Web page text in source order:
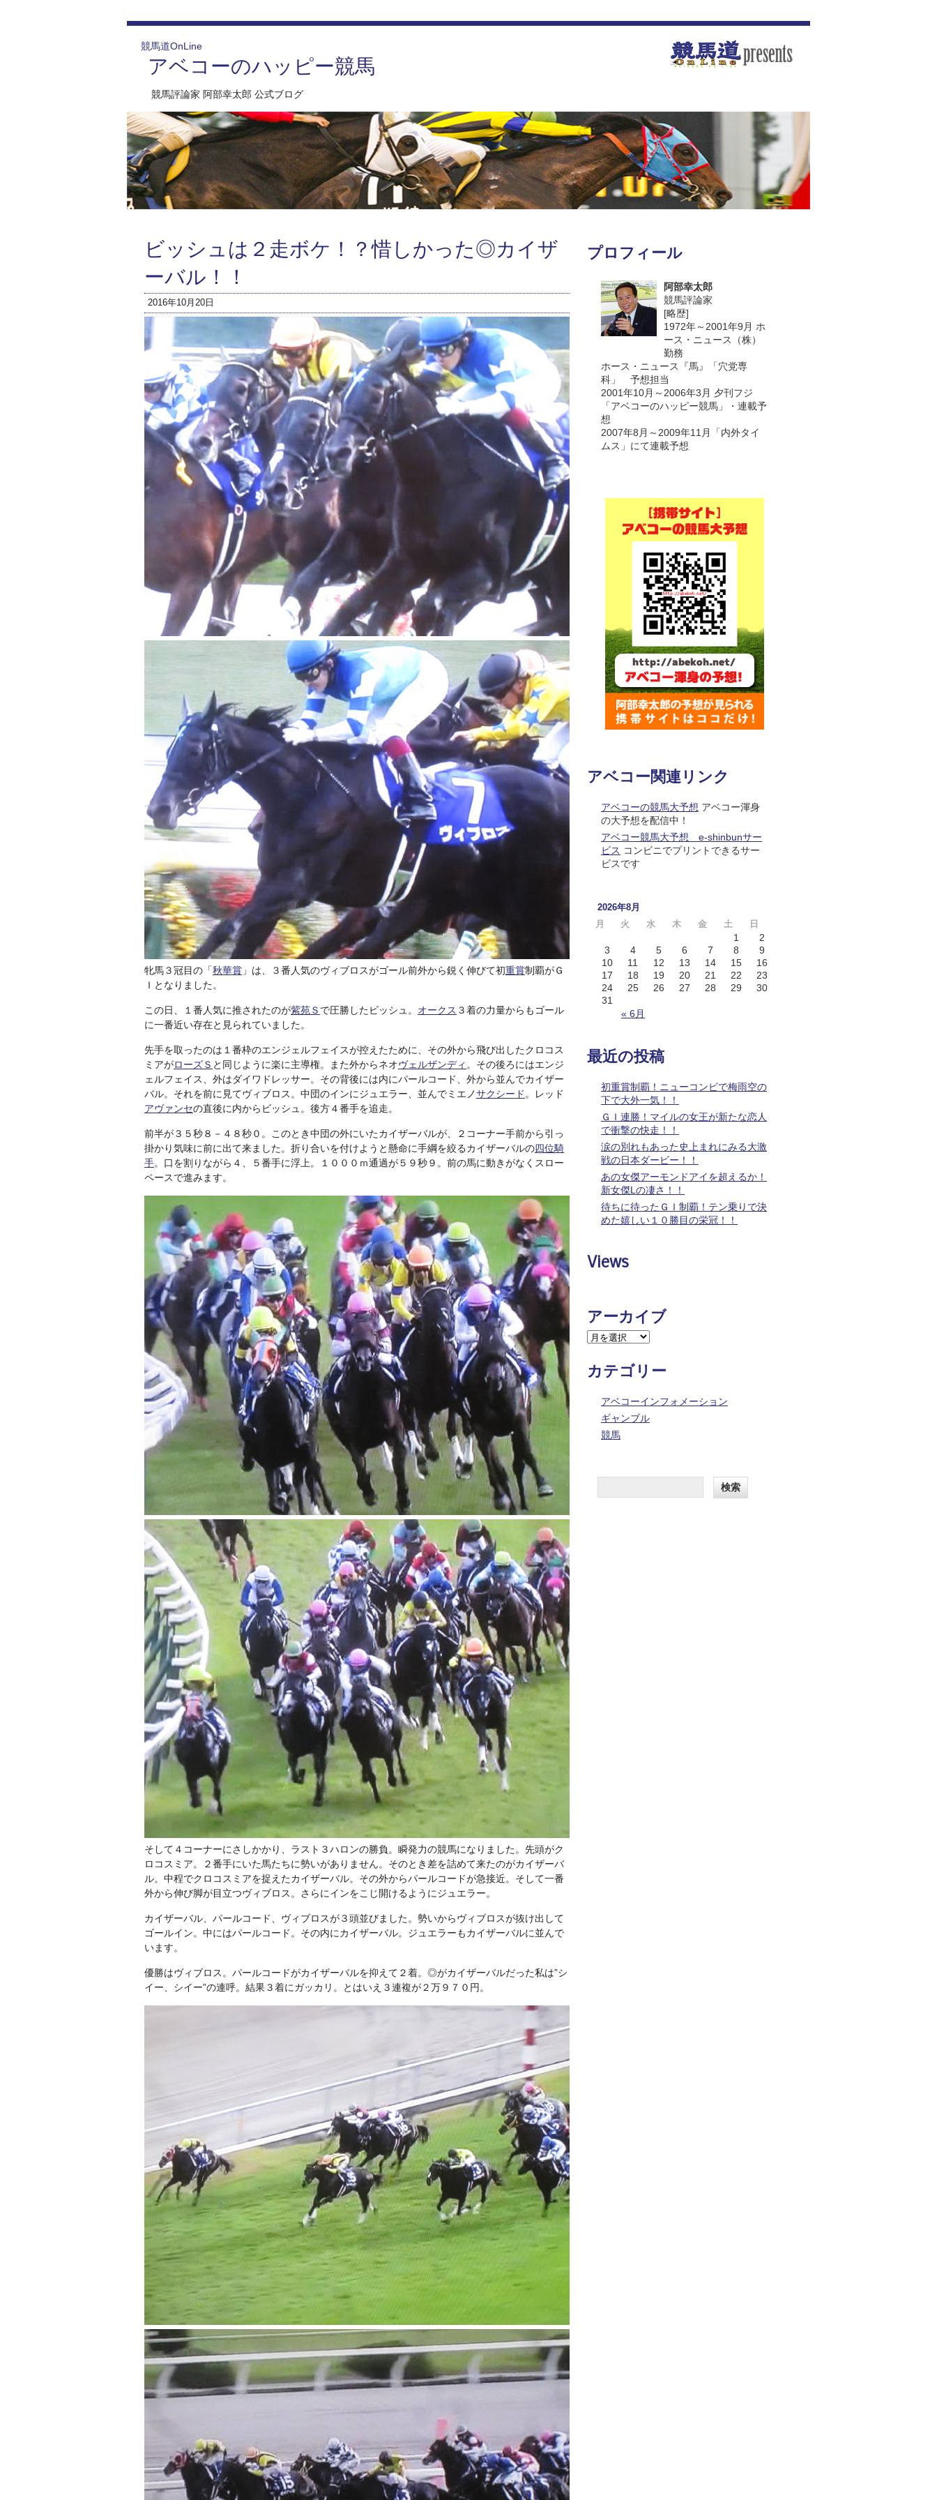
競馬道OnLine
アベコーのハッピー競馬
競馬評論家 阿部幸太郎 公式ブログ
ビッシュは２走ボケ！？惜しかった◎カイザ
ーバル！！
2016年10月20日
牝馬３冠目の「秋華賞 」は、３番人気のヴィブロスがゴール前外から鋭く伸びて初重賞制覇がＧ
Ｉとなりました。
この日、１番人気に推されたのが紫苑Ｓ で圧勝したビッシュ。 オークス ３着の力量からもゴール
に一番近い存在と見られていました。
先手を取ったのは１番枠のエンジェルフェイスが控えたために、その外から飛び出したクロコス
ミアがローズＳ と同じように楽に主導権。また外からネオヴェルザンディ 。その後ろにはエンジ
ェルフェイス、外はダイワドレッサー。その背後には内にパールコード、外から並んでカイザー
バル。それを前に見てヴィブロス。中団のインにジュエラー、並んでミエノサクシード 。レッド
アヴァンセの直後に内からビッシュ。後方４番手を追走。
前半が３５秒８－４８秒０。このとき中団の外にいたカイザーバルが、２コーナー手前から引っ
掛かり気味に前に出て来ました。折り合いを付けようと懸命に手綱を絞るカイザーバルの四位騎
手。口を割りながら４、５番手に浮上。１０００ｍ通過が５９秒９。前の馬に動きがなくスロー
ペースで進みます。
そして４コーナーにさしかかり、ラスト３ハロンの勝負。瞬発力の競馬になりました。先頭がク
ロコスミア。２番手にいた馬たちに勢いがありません。そのとき差を詰めて来たのがカイザーバ
ル。中程でクロコスミアを捉えたカイザーバル。その外からパールコードが急接近。そして一番
外から伸び脚が目立つヴィブロス。さらにインをこじ開けるようにジュエラー。
カイザーバル、パールコード、ヴィブロスが３頭並びました。勢いからヴィブロスが抜け出して
ゴールイン。中にはパールコード。その内にカイザーバル。ジュエラーもカイザーバルに並んで
います。
優勝はヴィブロス。パールコードがカイザーバルを抑えて２着。◎がカイザーバルだった私は”シ
イー、シイー”の連呼。結果３着にガッカリ。とはいえ３連複が２万９７０円。
プロフィール
阿部幸太郎
競馬評論家
[略歴]
1972年～2001年9月 ホ
ース・ニュース（株）
勤務
ホース・ニュース『馬』「穴党専
科」 予想担当
2001年10月～2006年3月 夕刊フジ
「アベコーのハッピー競馬」・連載予
想
2007年8月～2009年11月「内外タイ
ムス」にて連載予想
アベコー関連リンク
アベコーの競馬大予想 アベコー渾身
の大予想を配信中！
アベコー競馬大予想 e-shinbunサー
ビス コンビニでプリントできるサー
ビスです
2026年8月
月
火 水 木 金 土 日
« 6月
1
2
3
4 5 6 7 8
9
10
11 12 13 14 15
16
17
18 19 20 21 22
23
24
25 26 27 28 29
30
31
最近の投稿
初重賞制覇！ニューコンビで梅雨空の
下で大外一気！！
ＧＩ連勝！マイルの女王が新たな恋人
で衝撃の快走！！
涙の別れもあった史上まれにみる大激
戦の日本ダービー！！
あの女傑アーモンドアイを超えるか！
新女傑Lの凄さ！！
待ちに待ったＧＩ制覇！テン乗りで決
めた嬉しい１０勝目の栄冠！！
Views
アーカイブ
カテゴリー
アベコーインフォメーション
ギャンブル
競馬